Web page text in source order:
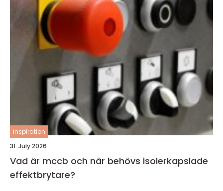
inspiration
31. July 2026
Vad är mccb och när behövs isolerkapslade
effektbrytare?